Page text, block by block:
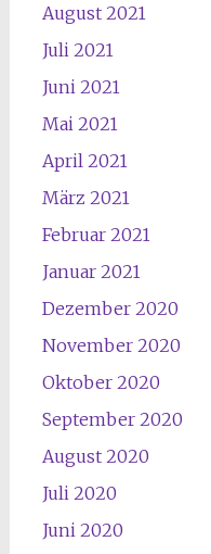
August 2021
Juli 2021
Juni 2021
Mai 2021
April 2021
März 2021
Februar 2021
Januar 2021
Dezember 2020
November 2020
Oktober 2020
September 2020
August 2020
Juli 2020
Juni 2020